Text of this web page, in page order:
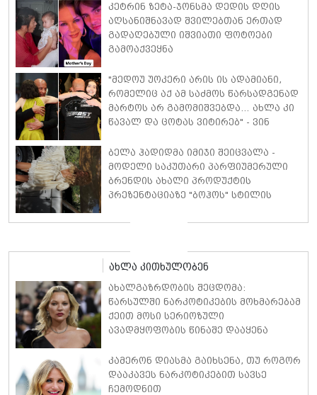
კეტრინ ზეტა-ჯონსმა დედის დღის
აღსანიშნავად შვილებთან ერთად
გადაღებული იშვიათი ფოტოები
გამოაქვეყნა
"მედოუ უოკერი არის ის ადამიანი,
რომელიც აქ ამ საძმოს წარსადგენად
მარტოს არ გამომიშვებდა… ახლა კი
წავალ და ცოტას ვიტირებ" - ვინ
პოლ უოკერის ქალიშვილს ემოციური
სიტყვებით მიმართავს
ბელა ჰადიდმა იმიჯი შეიცვალა -
მოდელი საკუთარი პარფიუმერული
ბრენდის ახალი პროდუქტის
პრეზენტაციაზე "ბოჰოს" სტილის
მინიკაბით გამოჩნდა
ახლა კითხულობენ
ახალგაზრდობის შეცდომა:
წარსულში ნარკოტიკების მოხმარებამ
ქეით მოსი სერიოზული
ავადმყოფობის წინაშე დააყენა
კამერონ დიასმა გაიხსენა, თუ როგორ
დააკავეს ნარკოტიკებით სავსე
ჩემოდნით